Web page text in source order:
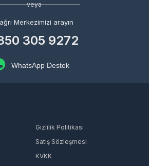
veya
Merkezimizi arayın
305 9272
WhatsApp Destek
Gizlilik Politikası
Satış Sözleşmesi
KVKK